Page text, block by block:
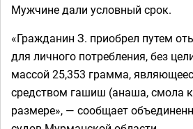
Мужчине дали условный срок.
«Гражданин З. приобрел путем
для личного потребления, без
массой 25,353 грамма,
средством гашиш (анаша, смола
размере», — сообщает